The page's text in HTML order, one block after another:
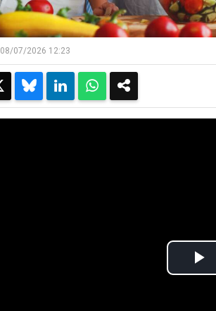
08/07/2026 12:23